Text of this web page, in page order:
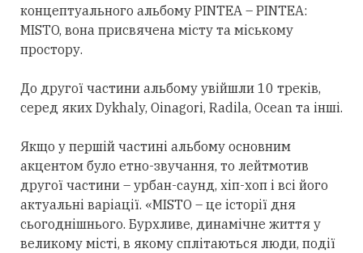
концептуального альбому PINTEA – PINTEA:
MISTO, вона присвячена місту та міському
простору.
До другої частини альбому увійшли 10 треків,
серед яких Dykhaly, Oinagori, Radila, Ocean та інші.
Якщо у першій частині альбому основним
акцентом було етно-звучання, то лейтмотив
другої частини – урбан-саунд, хіп-хоп і всі його
актуальні варіації. «MISTO – це історії дня
сьогоднішнього. Бурхливе, динамічне життя у
великому місті, в якому сплітаються люди, події